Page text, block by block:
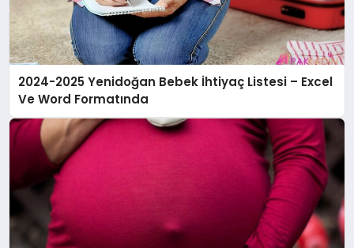
2024-2025 Yenidoğan Bebek İhtiyaç Listesi – Excel
Ve Word Formatında